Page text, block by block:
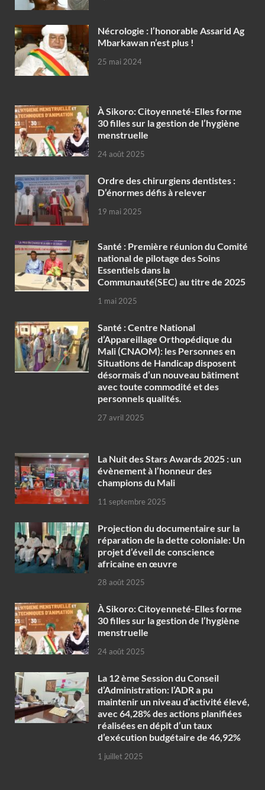
Nécrologie : l’honorable Assarid Ag
Mbarkawan n’est plus !
25 mai 2024
À Sikoro: Citoyenneté-Elles forme
30 filles sur la gestion de l’hygiène
menstruelle
24 août 2025
Ordre des chirurgiens dentistes :
D’énormes défis à relever
19 mai 2025
Santé : Première réunion du Comité
national de pilotage des Soins
Essentiels dans la
Communauté(SEC) au titre de 2025
1 mai 2025
Santé : Centre National
d’Appareillage Orthopédique du
Mali (CNAOM): les Personnes en
Situations de Handicap disposent
désormais d’un nouveau bâtiment
avec toute commodité et des
personnels qualités.
27 avril 2025
‎La Nuit des Stars Awards 2025 : un
évènement à l’honneur des
champions du Mali
11 septembre 2025
Projection du documentaire sur la
réparation de la dette coloniale: Un
projet d’éveil de conscience
africaine en œuvre‎
28 août 2025
À Sikoro: Citoyenneté-Elles forme
30 filles sur la gestion de l’hygiène
menstruelle
24 août 2025
La 12 ème Session du Conseil
d’Administration: l’ADR a pu
maintenir un niveau d’activité élevé,
avec 64,28% des actions planifiées
réalisées en dépit d’un taux
d’exécution budgétaire de 46,92%
1 juillet 2025